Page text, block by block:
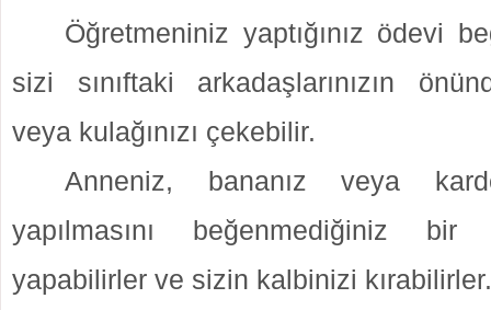
Öğretmeniniz yaptığınız ödevi
sizi sınıftaki arkadaşlarınızın
veya kulağınızı çekebilir.
Anneniz, bananız veya
yapılmasını beğenmediğiniz
yapabilirler ve sizin kalbinizi kırabilirler.